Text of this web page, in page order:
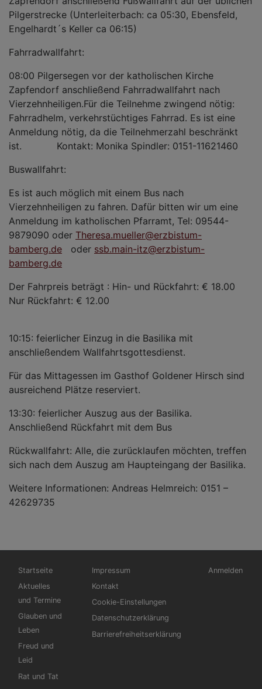
Pilgerstrecke (Unterleiterbach: ca 05:30, Ebensfeld,
Engelhardt´s Keller ca 06:15)
Fahrradwallfahrt:
08:00 Pilgersegen vor der katholischen Kirche
Zapfendorf anschließend Fahrradwallfahrt nach
Vierzehnheiligen.Für die Teilnehme zwingend nötig:
Fahrradhelm, verkehrstüchtiges Fahrrad. Es ist eine
Anmeldung nötig, da die Teilnehmerzahl beschränkt
ist. Kontakt: Monika Spindler: 0151-11621460
Buswallfahrt:
Es ist auch möglich mit einem Bus nach
Vierzehnheiligen zu fahren. Dafür bitten wir um eine
Anmeldung im katholischen Pfarramt, Tel: 09544-
9879090 oder Theresa.mueller@erzbistum-
bamberg.de oder ssb.main-itz@erzbistum-
bamberg.de
Der Fahrpreis beträgt : Hin- und Rückfahrt: € 18.00
Nur Rückfahrt: € 12.00
10:15: feierlicher Einzug in die Basilika mit
anschließendem Wallfahrtsgottesdienst.
Für das Mittagessen im Gasthof Goldener Hirsch sind
ausreichend Plätze reserviert.
13:30: feierlicher Auszug aus der Basilika.
Anschließend Rückfahrt mit dem Bus
Rückwallfahrt: Alle, die zurücklaufen möchten, treffen
sich nach dem Auszug am Haupteingang der Basilika.
Weitere Informationen: Andreas Helmreich: 0151 –
42629735
Hauptnavigation
Startseite
Aktuelles
und Termine
Glauben und
Leben
Freud und
Leid
Rat und Tat
Fußbereichsmenü
Impressum
Kontakt
Cookie-Einstellungen
Datenschutzerklärung
Barrierefreiheitserklärung
Anmelden